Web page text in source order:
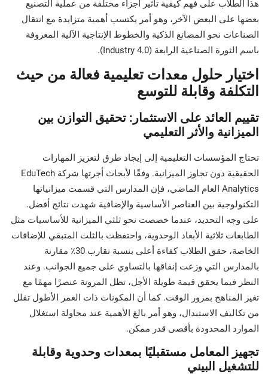
هذا الطلاب على فهم كيفية تأثير أجزاء مختلفة من عملية التصنيع
بعضها على البعض الآخر، وهو أمر يكتسب أهمية متزايدة مع انتقال
الصناعات نحو المصانع الذكية والخطوط الإنتاجية الآلية المعروفة
باسم الثورة الصناعية الرابعة (Industry 4.0).
اختيار حلول معدات تعليمية فعالة من حيث
التكلفة وقابلة للتوسع
تقييم العائد على الاستثمار: تحقيق التوازن بين
الميزانية والأثر التعليمي
تحتاج المؤسسات التعليمية إلى إيجاد طرق لتعزيز المهارات
الحقيقية دون تجاوز الميزانية. وفقًا لأبحاث أجرتها شركة EduTech
Analytics العام الماضي، فإن المدارس التي قسمت ميزانياتها
التكنولوجية بين العناصر الأساسية والإضافية شهدت نتائج أفضل.
على وجه التحديد، عندما خصصت نحو ثلثي الميزانية للأساسيات مثل
الطابعات ثلاثية الأبعاد الوحدوية، واحتفظت بالثلث المتبقي للإضافات
الخاصة، حقق الطلاب كفاءة أعلى بنسبة تقارب 30٪ مقارنة
بالمدارس التي وزعت إنفاقها بالتساوي على جميع الجوانب. وعند
النظر فيما يحقق قيمة طويلة الأجل، تظل المرونة عنصرًا مهمًا مع
تغير المناهج بمرور الوقت. كما أن المكونات ذات العمر الأطول تقلل
من تكاليف الاستبدال، وهو أمر بالغ الأهمية عند محاولة استغلال
الموارد المحدودة بأقصى قدر ممكن.
تجهيز المعامل مستقبليًا بمعدات وحدوية وقابلة
للتشغيل البيني